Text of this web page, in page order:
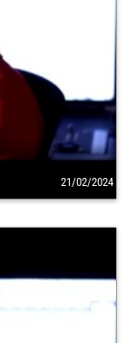
21/02/2024